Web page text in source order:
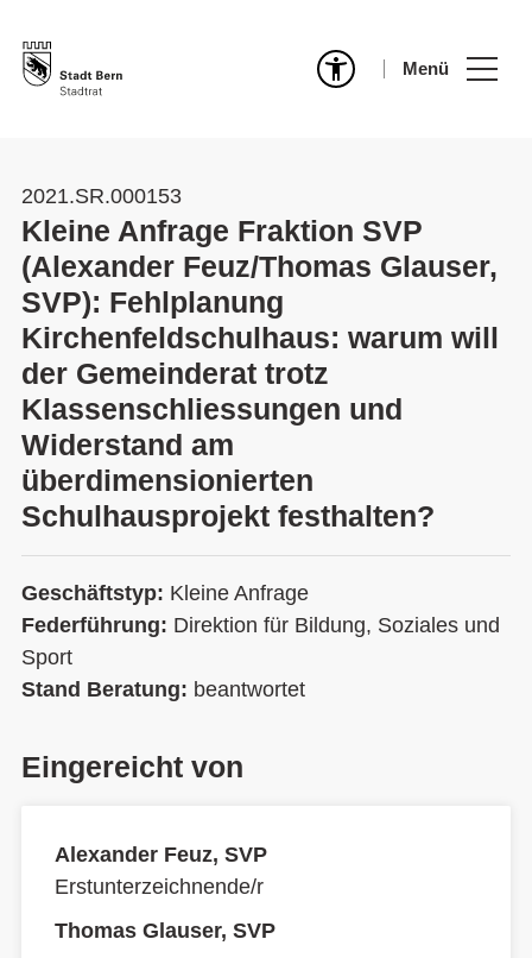
Menü
2021.SR.000153
Kleine Anfrage Fraktion SVP
(Alexander Feuz/Thomas Glauser,
SVP): Fehlplanung
Kirchenfeldschulhaus: warum will
der Gemeinderat trotz
Klassenschliessungen und
Widerstand am
überdimensionierten
Schulhausprojekt festhalten?
Geschäftstyp: Kleine Anfrage
Federführung: Direktion für Bildung, Soziales und
Sport
Stand Beratung: beantwortet
Eingereicht von
Alexander Feuz, SVP
Erstunterzeichnende/r
Thomas Glauser, SVP